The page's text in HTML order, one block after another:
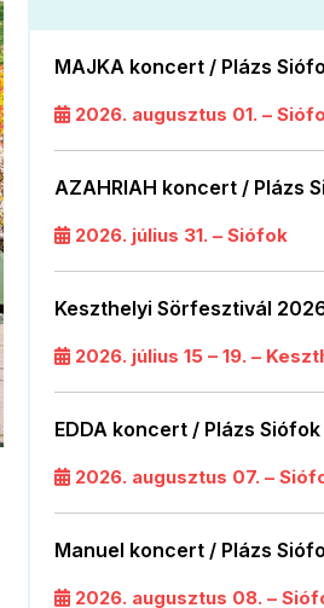
MAJKA koncert / Plázs
2026. augusztus 01. –
AZAHRIAH koncert / Plázs
2026. július 31. – Siófok
Keszthelyi Sörfesztivál
2026. július 15 – 19. –
EDDA koncert / Plázs
2026. augusztus 07. –
Manuel koncert / Plázs
2026. augusztus 08. –